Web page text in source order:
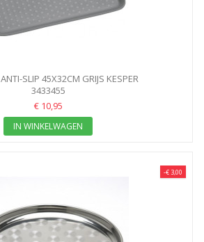
SLIP 45X32CM GRIJS KESPER
3433455
€ 10,95
IN WINKELWAGEN
-€ 3,00